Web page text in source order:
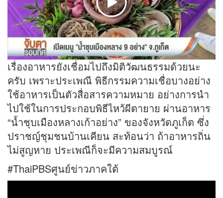
เรื่องอาหารยังเชื่อมไปถึงมิติวัฒนธรรมด้วยนะ
ครับ เพราะประเพณี พิธีกรรมความเชื่อบางอย่าง
ใช้อาหารเป็นตัวสื่อสารความหมาย อย่างการนำ
ไปใช้ในการประกอบพิธีไหว้ผีตายาย ผ่านอาหาร
“น้ำชุบเมืองหลางเก้าอย่าง” ของจังหวัดภูเก็ต ซึ่ง
ปราชญ์ชุมชนบ้านเคียน สะท้อนว่า ถ้าอาหารถิ่น
ไม่สูญหาย ประเพณีก็จะมีความสมบูรณ์
#ThaiPBSศูนย์ข่าวภาคใต้